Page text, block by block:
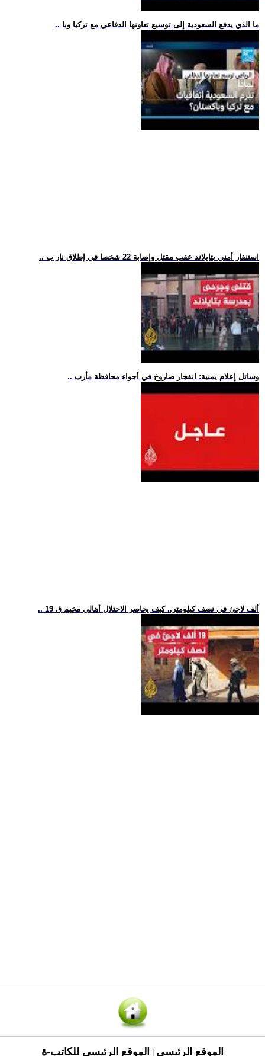
.. ما الذي يدفع السعودية إلى توسيع تعاونها الدفاعي مع تركيا وبا
.. استنفار أمني بتايلاند عقب مقتل وإصابة 22 شخصا في إطلاق نار ب
.. وسائل إعلام يمنية: انفجار صاروخ في أجواء محافظة مأرب
.. 19 ألف لاجئ في نصف كيلومتر.. كيف يحاصر الاحتلال أهالي مخيم ق
الموقع الرئيسي الموقع الرئيسي للكاتب-ة